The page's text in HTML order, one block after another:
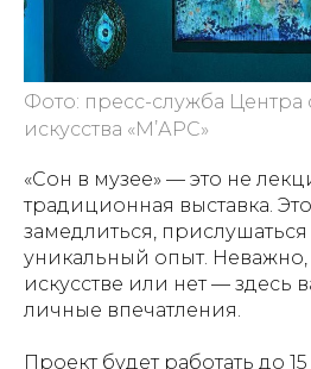
Фото: пресс-служба
искусства «М’АРС»
«Сон в музее» — это не
традиционная выставка.
замедлиться,
уникальный опыт. Неважно,
искусстве или нет — здесь
личные впечатления.
Проект будет работать до